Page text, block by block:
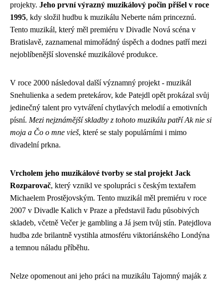
projekty. Jeho první výrazný muzikálový počin přišel v roce
1995, kdy složil hudbu k muzikálu Neberte nám princeznú.
Tento muzikál, který měl premiéru v Divadle Nová scéna v
Bratislavě, zaznamenal mimořádný úspěch a dodnes patří mezi
nejoblíbenější slovenské muzikálové produkce.
V roce 2000 následoval další významný projekt - muzikál
Snehulienka a sedem pretekárov, kde Patejdl opět prokázal svůj
jedinečný talent pro vytváření chytlavých melodií a emotivních
písní. Mezi nejznámější skladby z tohoto muzikálu patří Ak nie si
moja a Čo o mne vieš, které se staly populárními i mimo
divadelní prkna.
Vrcholem jeho muzikálové tvorby se stal projekt Jack
Rozparovač, který vznikl ve spolupráci s českým textařem
Michaelem Prostějovským. Tento muzikál měl premiéru v roce
2007 v Divadle Kalich v Praze a představil řadu působivých
skladeb, včetně Večer je gambling a Já jsem tvůj stín. Patejdlova
hudba zde brilantně vystihla atmosféru viktoriánského Londýna
a temnou náladu příběhu.
Nelze opomenout ani jeho práci na muzikálu Tajomný maják z